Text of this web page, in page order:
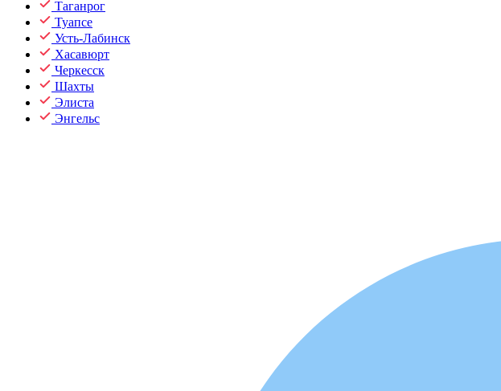
Таганрог
Туапсе
Усть-Лабинск
Хасавюрт
Черкесск
Шахты
Элиста
Энгельс